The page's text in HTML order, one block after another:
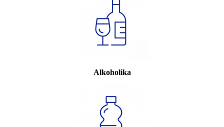
Alkoholika